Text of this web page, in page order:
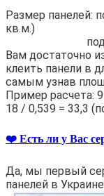
Размер панелей:
кв.м.)
под дерево
Вам достаточно
клеить панели в
самым узнав
Пример расчета:
18 / 0,539 = 33,3
❤️ Есть ли у Вас
Да, мы первый
панелей в